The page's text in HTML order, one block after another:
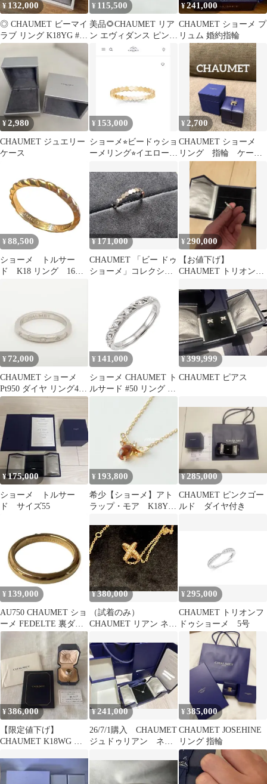
¥ 132,000
◎ CHAUMET ビーマイ
ラブ リング K18YG #52
◎
¥ 115,500
美品🌻CHAUMET リア
ン エヴィダンス ピンク
ゴールド リング 55 約
¥241,000
CHAUMET ショーメ プ
リュム 婚約指輪
¥2,980
CHAUMET ジュエリー
ケース
¥ 153,000
ショーメ⭐︎ビードゥショ
ーメリング⭐︎イエローゴ
¥2,700
CHAUMET ショーメ
リング 指輪 ケー
ス ボックス
¥ 88,500
ショーメ トルサー
ド K18 リング 16
¥171,000
CHAUMET 「ビー ドゥ
ショーメ」コレクショ
¥ 290,000
【お値下げ】
CHAUMET トリオンフ
¥ 72,000
CHAUMET ショーメ
Pt950 ダイヤ リング47
号
¥ 141,000
ショーメ CHAUMET ト
ルサード #50 リング ハ
ナ 指輪 Torsade Ring
¥399,999
CHAUMET ピアス
¥175,000
ショーメ トルサー
ド サイズ55
¥ 193,800
希少【ショーメ】アト
ラップ・モア K18YG
ン ネックレス
¥285,000
CHAUMET ピンクゴー
ルド ダイヤ付き
¥ 139,000
AU750 CHAUMET ショ
ーメ FEDELTE 裏ダイ
¥380,000
（試着のみ）
CHAUMET リアン ネッ
K18PG
¥ 295,000
CHAUMET トリオンフ
ドゥショーメ 5号
¥386,000
【限定値下げ】
CHAUMET K18WG プ
号完品
¥241,000
26/7/1購入 CHAUMET
ジュドゥリアン ネッ
¥385,000
CHAUMET JOSEHINE
リング 指輪